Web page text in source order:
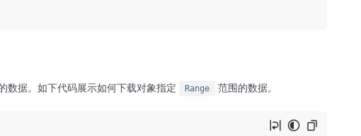
数据。如下代码展示如何下载对象指定 Range 范围的数据。